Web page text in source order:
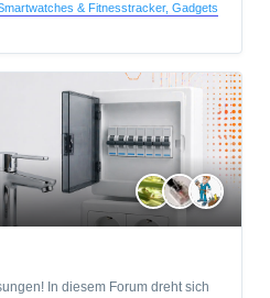
& Fitnesstracker, Gadgets
In diesem Forum dreht sich